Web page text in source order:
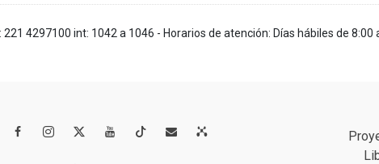
221 4297100 int: 1042 a 1046 - Horarios de atención: Días hábiles de 8:00
   